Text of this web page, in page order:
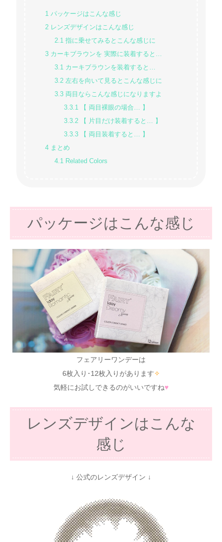
1 パッケージはこんな感じ
2 レンズデザインはこんな感じ
2.1指に乗せてみるとこんな感じに
3 カーキブラウンを 実際に装着すると…
3.1カーキブラウンを装着すると…
3.2左右を向いて見るとこんな感じに
3.3両目ならこんな感じになりますよ
3.3.1【 両目裸眼の場合… 】
3.3.2【 片目だけ装着すると… 】
3.3.3【 両目装着すると… 】
4 まとめ
4.1Related Colors
パッケージはこんな感じ
フェアリーワンデーは
6枚入り･12枚入りがあります✧
気軽にお試しできるのがいいですね♥
レンズデザインはこんな
感じ
↓ 公式のレンズデザイン ↓